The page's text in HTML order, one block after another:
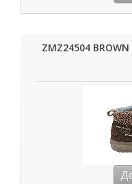
ZMZ24504